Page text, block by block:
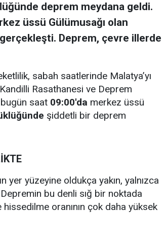
deprem meydana geldi.
üssü Gülümusağı olan
Deprem, çevre illerde
sabah saatlerinde Malatya’yı
Rasathanesi ve Deprem
saat 09:00'da merkez üssü
şiddetli bir deprem
yer yüzeyine oldukça yakın, yalnızca
bu denli sığ bir noktada
hissedilme oranının çok daha yüksek